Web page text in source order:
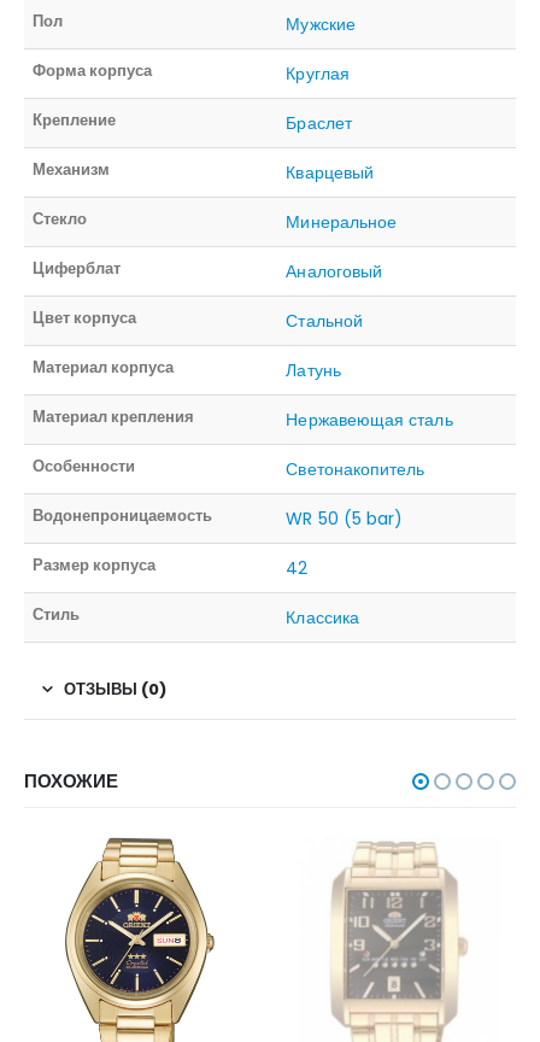
Пол Мужские
Форма корпуса Круглая
Крепление Браслет
Механизм Кварцевый
Стекло Минеральное
Циферблат Аналоговый
Цвет корпуса Стальной
Материал корпуса Латунь
Материал крепления Нержавеющая сталь
Особенности Светонакопитель
Водонепроницаемость WR 50 (5 bar)
Размер корпуса 42
Стиль Классика
ОТЗЫВЫ (0)
ПОХОЖИЕ
НЕТ В НАЛИЧИИ